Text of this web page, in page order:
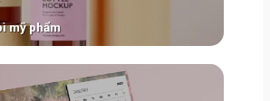
mỹ phẩm